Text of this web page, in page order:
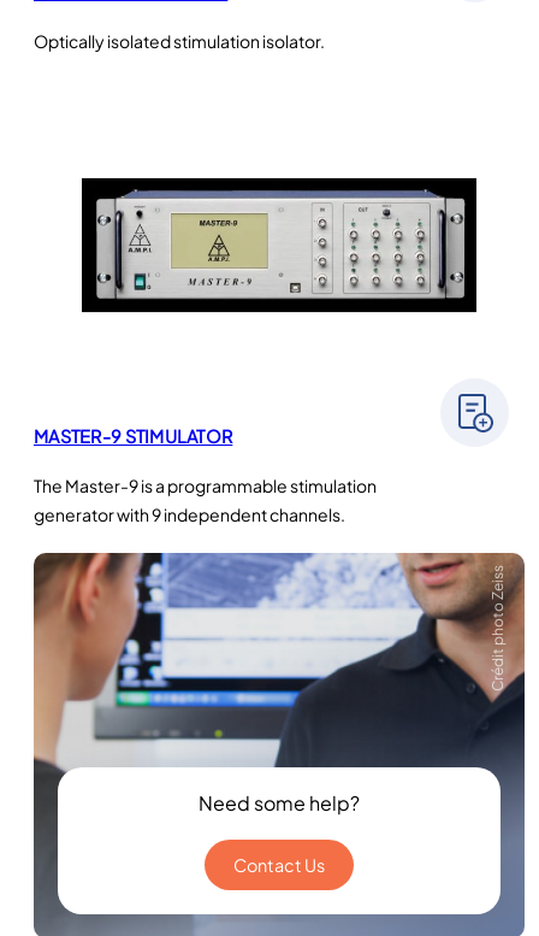
Optically isolated stimulation isolator.
MASTER-9 STIMULATOR
The Master-9 is a programmable stimulation
generator with 9 independent channels.
Crédit photo Zeiss
Need some help?
Contact Us